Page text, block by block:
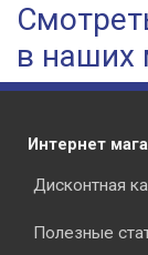
в наших
Интернет
Дисконтная
Полезные